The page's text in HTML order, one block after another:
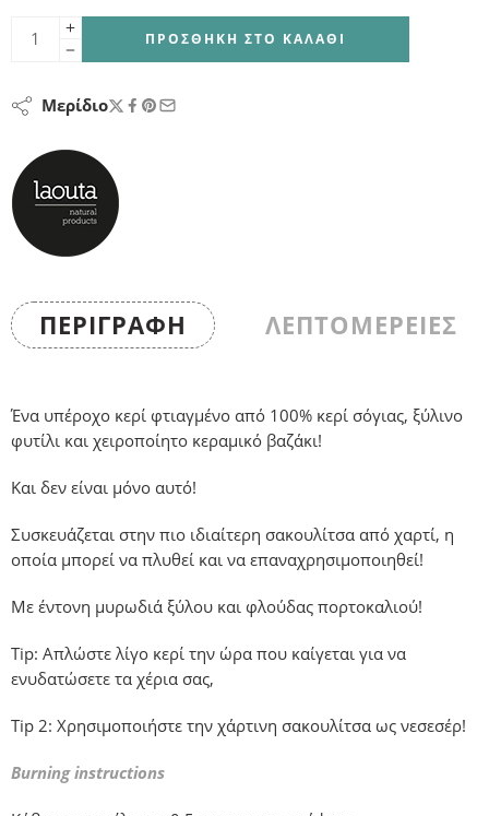
ΠΡΟΣΘΉΚΗ ΣΤΟ ΚΑΛΆΘΙ
Μερίδιο
ΠΕΡΙΓΡΑΦΉ ΛΕΠΤΟΜΕΡΕΙΕΣ
Ένα υπέροχο κερί φτιαγμένο από 100% κερί σόγιας, ξύλινο
φυτίλι και χειροποίητο κεραμικό βαζάκι!
Και δεν είναι μόνο αυτό!
Συσκευάζεται στην πιο ιδιαίτερη σακουλίτσα από χαρτί, η
οποία μπορεί να πλυθεί και να επαναχρησιμοποιηθεί!
Με έντονη μυρωδιά ξύλου και φλούδας πορτοκαλιού!
Tip: Απλώστε λίγο κερί την ώρα που καίγεται για να
ενυδατώσετε τα χέρια σας,
Tip 2: Χρησιμοποιήστε την χάρτινη σακουλίτσα ως νεσεσέρ!
Burning instructions